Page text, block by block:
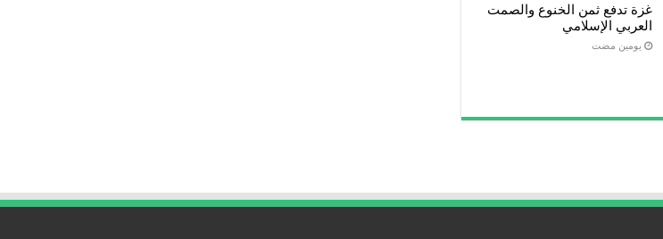
غزة تدفع ثمن الخنوع والصمت
العربي الإسلامي
‏يومين مضت